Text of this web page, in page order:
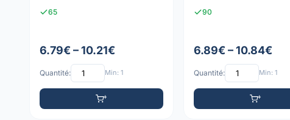
65
6.79€ – 10.21€
Quantité: Min: 1
90
6.89€ – 10.84€
Quantité: Min: 1